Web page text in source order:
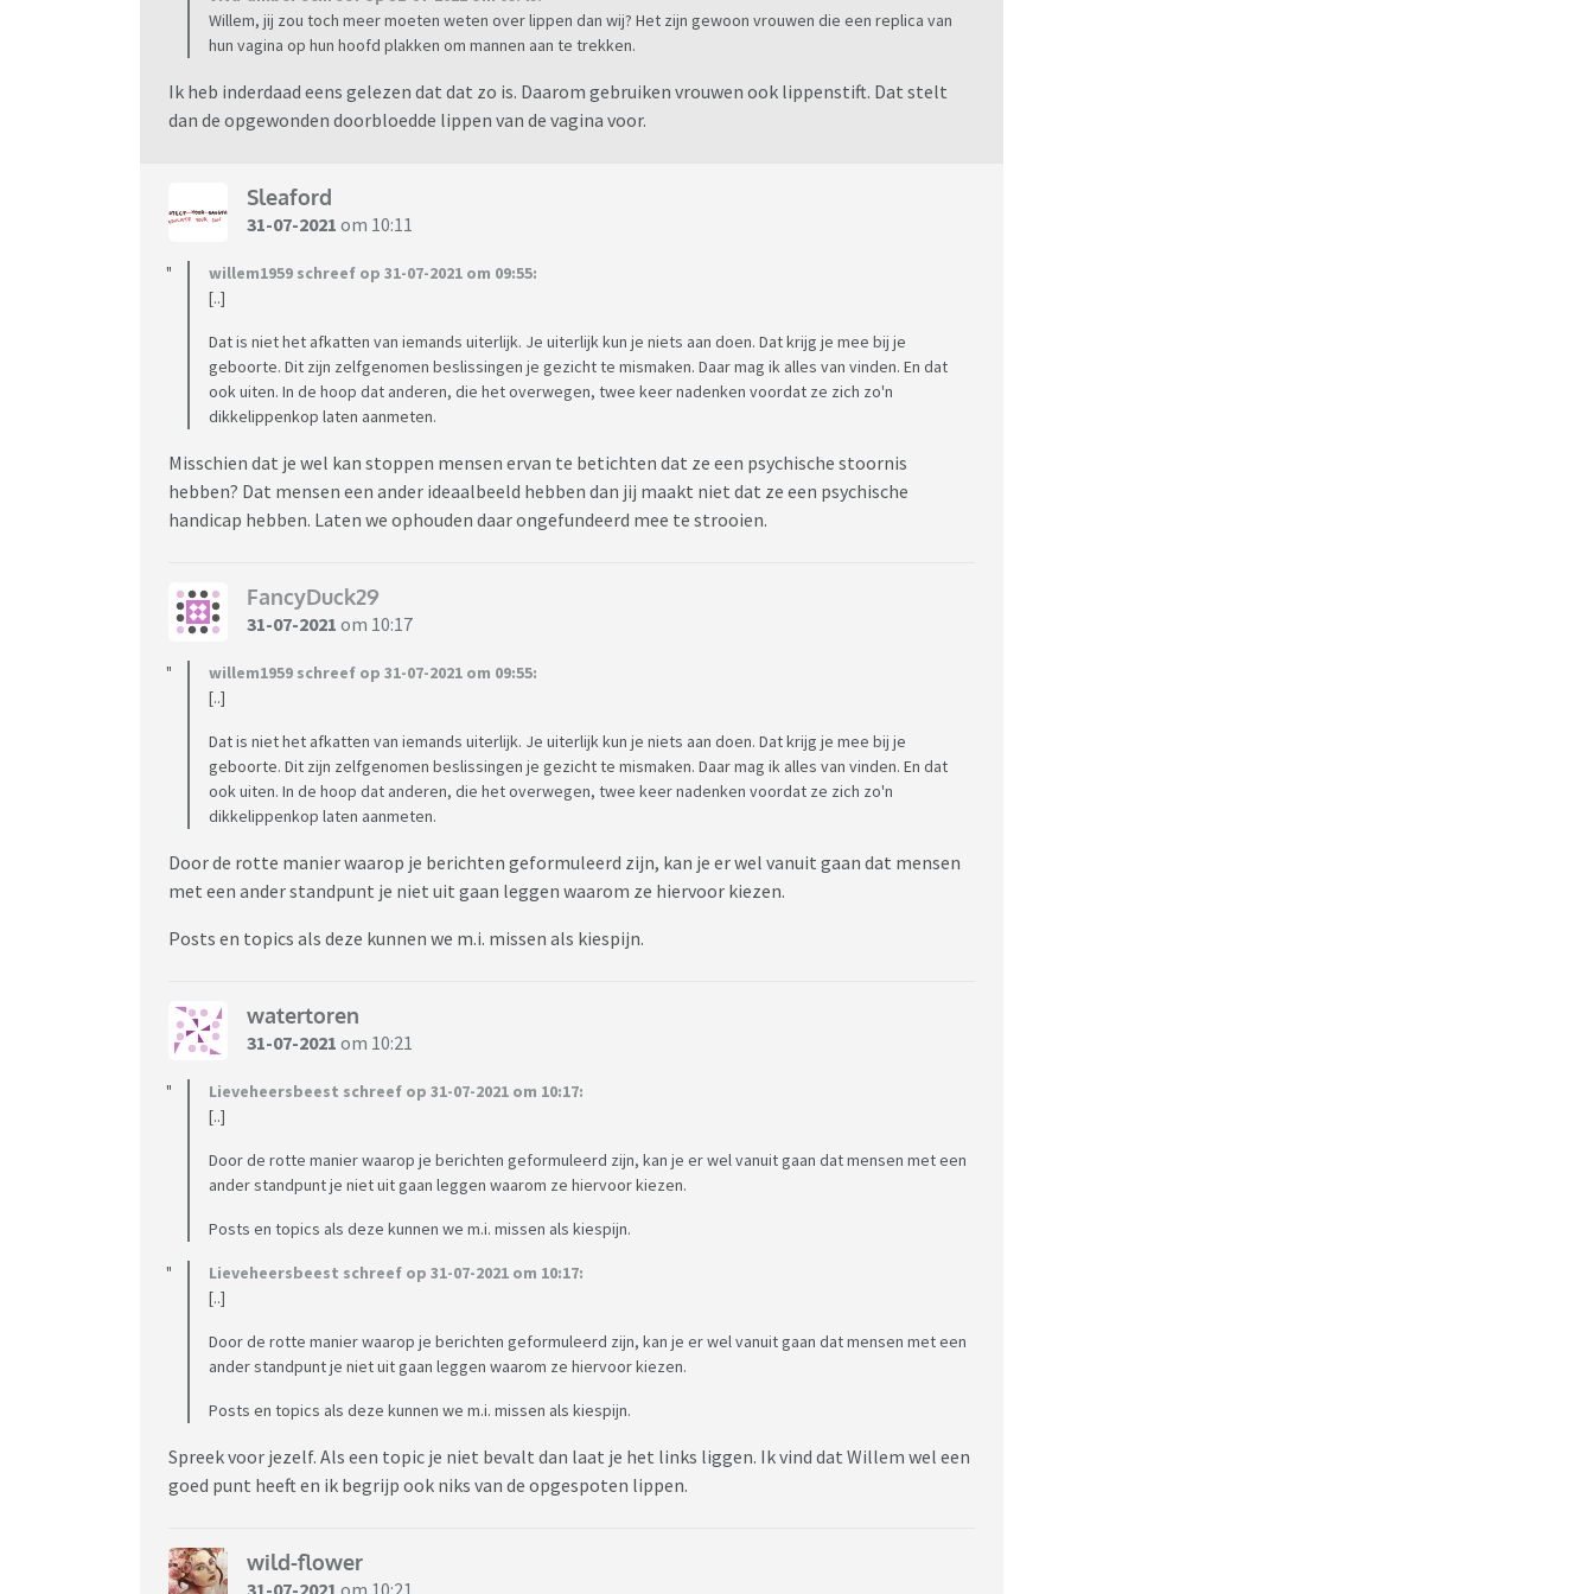
Willem, jij zou toch meer moeten weten over lippen dan wij? Het zijn gewoon vrouwen die een replica van
hun vagina op hun hoofd plakken om mannen aan te trekken.
Ik heb inderdaad eens gelezen dat dat zo is. Daarom gebruiken vrouwen ook lippenstift. Dat stelt
dan de opgewonden doorbloedde lippen van de vagina voor.
Sleaford
31-07-2021 om 10:11
willem1959 schreef op 31-07-2021 om 09:55:
[..]
Dat is niet het afkatten van iemands uiterlijk. Je uiterlijk kun je niets aan doen. Dat krijg je mee bij je
geboorte. Dit zijn zelfgenomen beslissingen je gezicht te mismaken. Daar mag ik alles van vinden. En dat
ook uiten. In de hoop dat anderen, die het overwegen, twee keer nadenken voordat ze zich zo'n
dikkelippenkop laten aanmeten.
Misschien dat je wel kan stoppen mensen ervan te betichten dat ze een psychische stoornis
hebben? Dat mensen een ander ideaalbeeld hebben dan jij maakt niet dat ze een psychische
handicap hebben. Laten we ophouden daar ongefundeerd mee te strooien.
FancyDuck29
31-07-2021 om 10:17
willem1959 schreef op 31-07-2021 om 09:55:
[..]
Dat is niet het afkatten van iemands uiterlijk. Je uiterlijk kun je niets aan doen. Dat krijg je mee bij je
geboorte. Dit zijn zelfgenomen beslissingen je gezicht te mismaken. Daar mag ik alles van vinden. En dat
ook uiten. In de hoop dat anderen, die het overwegen, twee keer nadenken voordat ze zich zo'n
dikkelippenkop laten aanmeten.
Door de rotte manier waarop je berichten geformuleerd zijn, kan je er wel vanuit gaan dat mensen
met een ander standpunt je niet uit gaan leggen waarom ze hiervoor kiezen.
Posts en topics als deze kunnen we m.i. missen als kiespijn.
watertoren
31-07-2021 om 10:21
Lieveheersbeest schreef op 31-07-2021 om 10:17:
[..]
Door de rotte manier waarop je berichten geformuleerd zijn, kan je er wel vanuit gaan dat mensen met een
ander standpunt je niet uit gaan leggen waarom ze hiervoor kiezen.
Posts en topics als deze kunnen we m.i. missen als kiespijn.
Lieveheersbeest schreef op 31-07-2021 om 10:17:
[..]
Door de rotte manier waarop je berichten geformuleerd zijn, kan je er wel vanuit gaan dat mensen met een
ander standpunt je niet uit gaan leggen waarom ze hiervoor kiezen.
Posts en topics als deze kunnen we m.i. missen als kiespijn.
Spreek voor jezelf. Als een topic je niet bevalt dan laat je het links liggen. Ik vind dat Willem wel een
goed punt heeft en ik begrijp ook niks van de opgespoten lippen.
wild-flower